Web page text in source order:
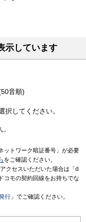
示しています
音順)
択してください。
ットワーク暗証番号」が必要
をご確認ください。
クセスいただいた場合は「d
コモの契約回線をお持ちでな
行 」でご確認ください。